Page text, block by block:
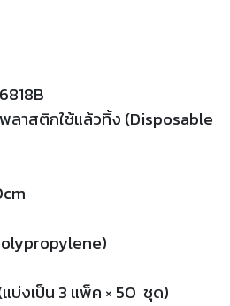
ลาสติกใช้แล้วทิ้ง (Disposable
บ่งเป็น 3 แพ็ค × 50 ชุด)